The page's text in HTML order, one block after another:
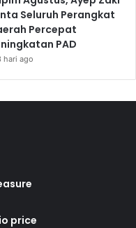
Seluruh Perangkat
Percepat
PAD
hari ago
price